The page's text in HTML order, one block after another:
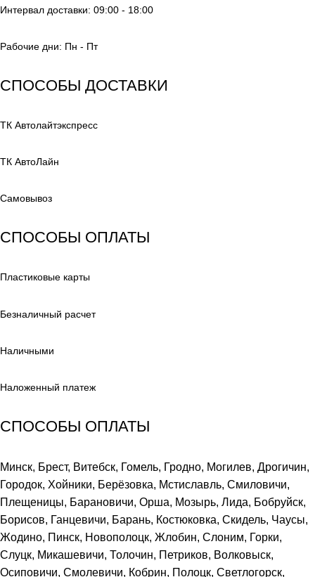
Интервал доставки: 09:00 - 18:00
Рабочие дни: Пн - Пт
СПОСОБЫ ДОСТАВКИ
ТК Автолайтэкспресс
ТК АвтоЛайн
Самовывоз
СПОСОБЫ ОПЛАТЫ
Пластиковые карты
Безналичный расчет
Наличными
Наложенный платеж
СПОСОБЫ ОПЛАТЫ
Минск, Брест, Витебск, Гомель, Гродно, Могилев, Дрогичин,
Городок, Хойники, Берёзовка, Мстиславль, Смиловичи,
Плещеницы, Барановичи, Орша, Мозырь, Лида, Бобруйск,
Борисов, Ганцевичи, Барань, Костюковка, Скидель, Чаусы,
Жодино, Пинск, Новополоцк, Жлобин, Слоним, Горки,
Слуцк, Микашевичи, Толочин, Петриков, Волковыск,
Осиповичи, Смолевичи, Кобрин, Полоцк, Светлогорск,